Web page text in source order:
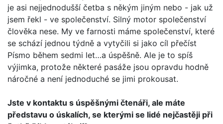
je asi nejjedno­dušší četba s někým jiným nebo - jak už
jsem řekl - ve spole­čenství. Silný motor společenství
člověka nese. My ve farnosti máme společenství, které
se schází jednou týdně a vytyčili si jako cíl přečíst
Písmo během sedmi let…a úspěšně. Ale je to spíš
výjimka, protože některé pasáže jsou opravdu hodně
náročné a není jednoduché se jimi prokousat.
Jste v kontaktu s úspěšnými čtenáři, ale máte
představu o úskalích, se kterými se lidé nejčastěji při